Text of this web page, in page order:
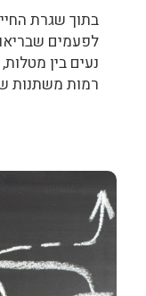
בתוך שגרת
לפעמים
נעים בין
רמות משתנות